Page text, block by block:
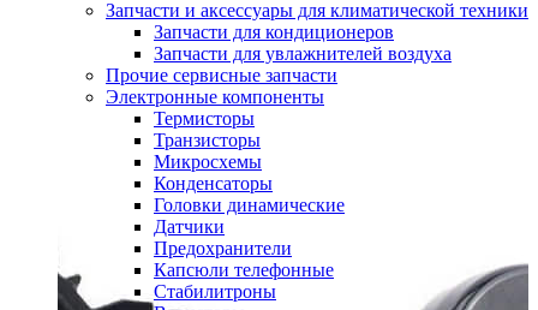
Запчасти и аксессуары для климатической техники
Запчасти для кондиционеров
Запчасти для увлажнителей воздуха
Прочие сервисные запчасти
Электронные компоненты
Термисторы
Транзисторы
Микросхемы
Конденсаторы
Головки динамические
Датчики
Предохранители
Капсюли телефонные
Стабилитроны